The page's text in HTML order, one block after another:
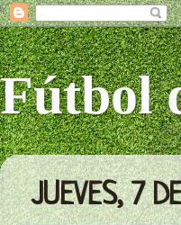
Fútbol
JUEVES, 7